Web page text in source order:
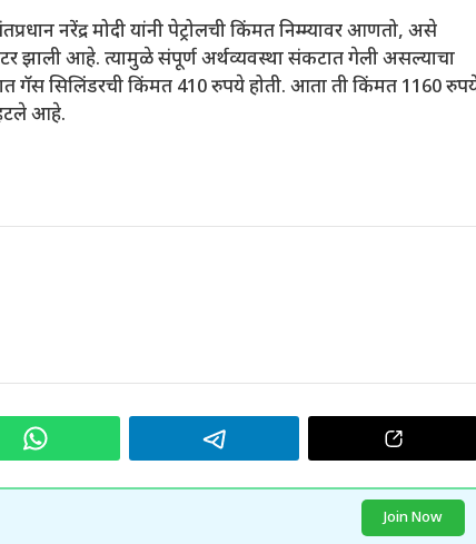
नरेंद्र मोदी यांनी पेट्रोलची किंमत निम्म्यावर आणतो, असे
झाली आहे. त्यामुळे संपूर्ण अर्थव्यवस्था संकटात गेली असल्याचा
गॅस सिलिंडरची किंमत 410 रुपये होती. आता ती किंमत 1160
आहे.
Join Now